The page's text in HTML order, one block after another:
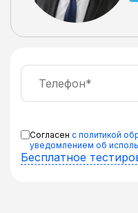
Согласен с политикой
уведомлением об
Бесплатное